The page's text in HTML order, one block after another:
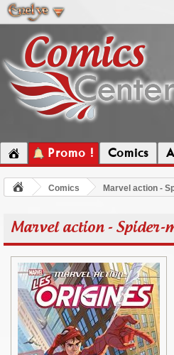
Promo ! Comics
Comics Marvel action -
Marvel action - Spider-